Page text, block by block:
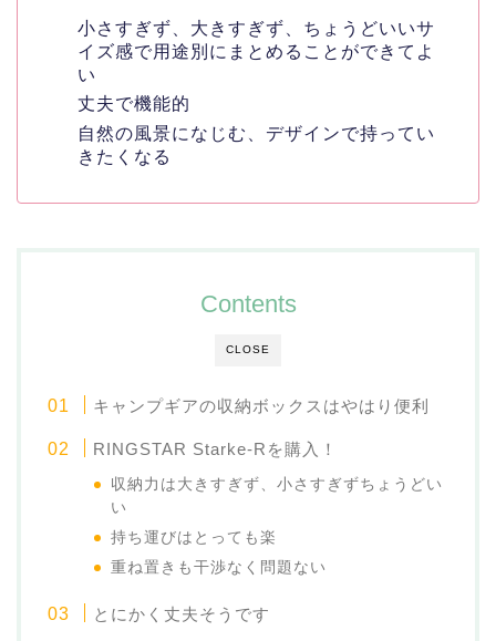
小さすぎず、大きすぎず、ちょうどいいサ
イズ感で用途別にまとめることができてよ
い
丈夫で機能的
自然の風景になじむ、デザインで持ってい
きたくなる
CLOSE
Contents
キャンプギアの収納ボックスはやはり便利
RINGSTAR Starke-Rを購入！
収納力は大きすぎず、小さすぎずちょうどい
い
持ち運びはとっても楽
重ね置きも干渉なく問題ない
とにかく丈夫そうです